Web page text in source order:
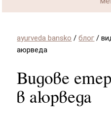
ayurveda bansko /блог /
аюрведа
Видове
в аюрведа